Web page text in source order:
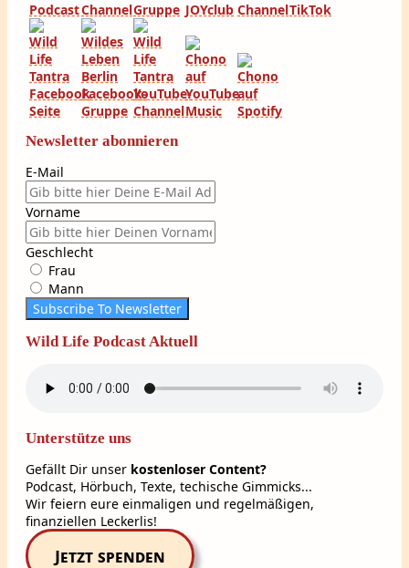
Newsletter abonnieren
E-Mail
Vorname
Geschlecht
Frau
Mann
Subscribe To Newsletter
Wild Life Podcast Aktuell
Unterstütze uns
Gefällt Dir unser kostenloser Content?
Podcast, Hörbuch, Texte, techische Gimmicks...
Wir feiern eure einmaligen und regelmäßigen,
finanziellen Leckerlis!
Jetzt spenden